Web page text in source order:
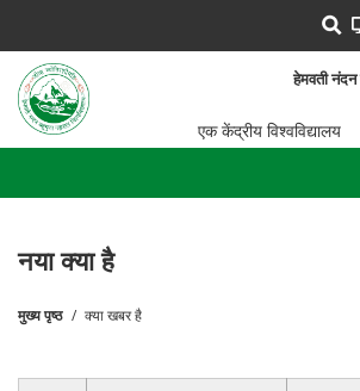
main
content
हेमवती नंदन बहुगुणा
एक केंद्रीय विश्वविद्यालय
नया क्या है
मुख्य पृष्ठ क्या खबर है